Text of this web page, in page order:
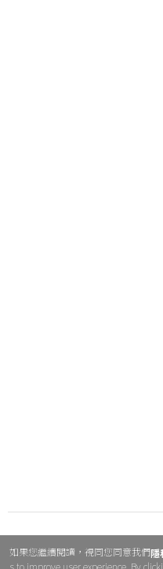
如果您繼續閱讀，視同您同意我們隱